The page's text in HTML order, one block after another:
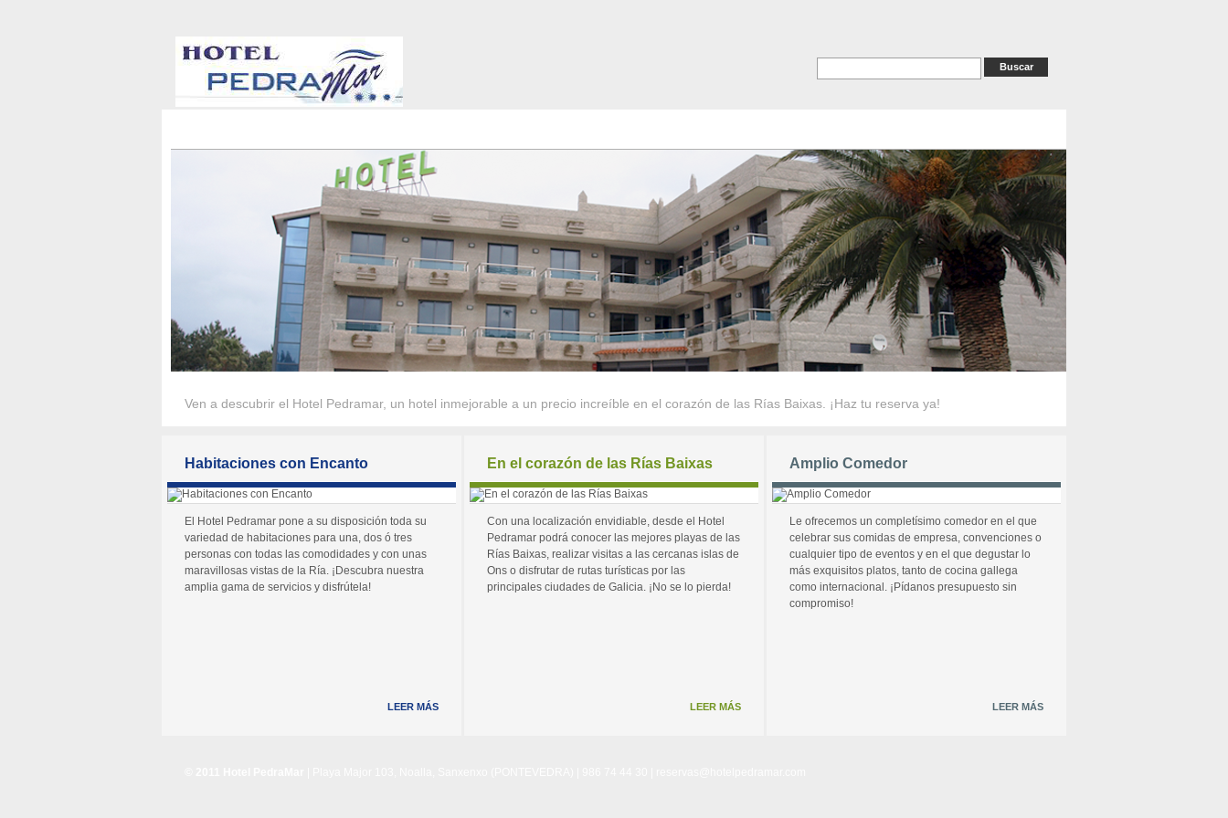
Ven a descubrir el Hotel Pedramar, un hotel inmejorable a un precio increíble en el corazón de las Rías Baixas. ¡Haz tu reserva ya!
Habitaciones con Encanto
El Hotel Pedramar pone a su disposición toda su
variedad de habitaciones para una, dos ó tres
personas con todas las comodidades y con unas
maravillosas vistas de la Ría. ¡Descubra nuestra
amplia gama de servicios y disfrútela!
LEER MÁS
En el corazón de las Rías Baixas
Con una localización envidiable, desde el Hotel
Pedramar podrá conocer las mejores playas de las
Rías Baixas, realizar visitas a las cercanas islas de
Ons o disfrutar de rutas turísticas por las
principales ciudades de Galicia. ¡No se lo pierda!
LEER MÁS
Amplio Comedor
Le ofrecemos un completísimo comedor en el que
celebrar sus comidas de empresa, convenciones o
cualquier tipo de eventos y en el que degustar lo
más exquisitos platos, tanto de cocina gallega
como internacional. ¡Pídanos presupuesto sin
compromiso!
LEER MÁS